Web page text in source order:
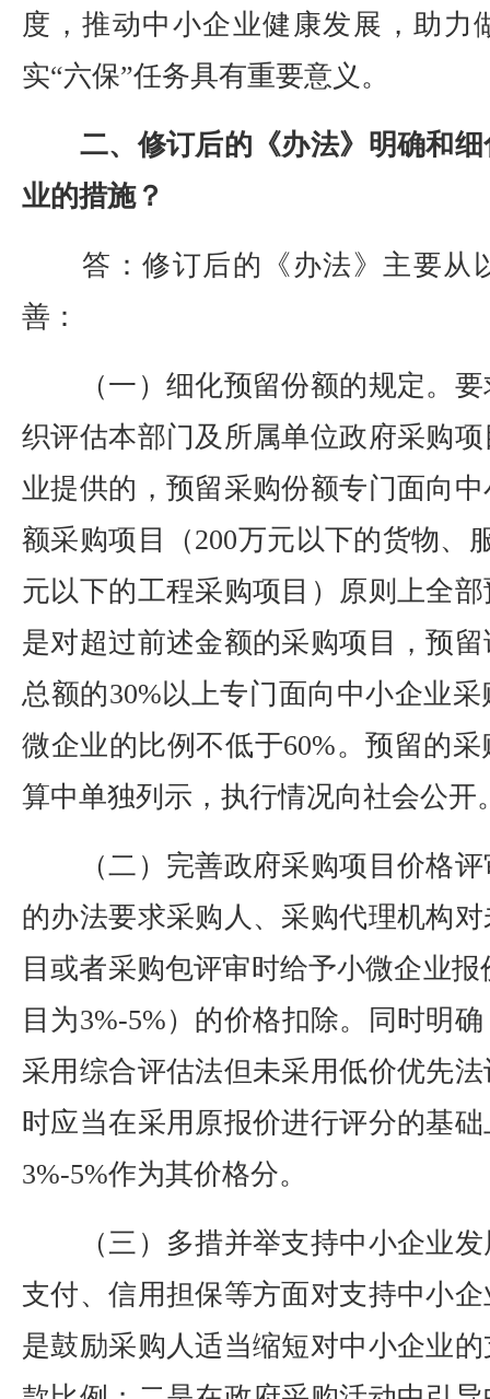
度，推动中小企业健康发展，助力
实“六保”任务具有重要意义。
二、修订后的《办法》明确和
业的措施？
答：修订后的《办法》主要从
善：
（一）细化预留份额的规定。要
织评估本部门及所属单位政府采购
业提供的，预留采购份额专门面向
额采购项目（200万元以下的货物、
元以下的工程采购项目）原则上全
是对超过前述金额的采购项目，预
总额的30%以上专门面向中小企业
微企业的比例不低于60%。预留的
算中单独列示，执行情况向社会公开
（二）完善政府采购项目价格评
的办法要求采购人、采购代理机构
目或者采购包评审时给予小微企业
目为3%-5%）的价格扣除。同时明
采用综合评估法但未采用低价优先
时应当在采用原报价进行评分的基
3%-5%作为其价格分。
（三）多措并举支持中小企业发
支付、信用担保等方面对支持中小
是鼓励采购人适当缩短对中小企业